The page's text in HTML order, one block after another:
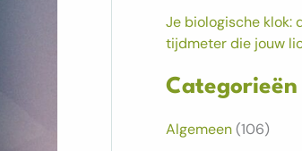
Je biologische klok:
tijdmeter die jouw
Categorieën
Algemeen(106)